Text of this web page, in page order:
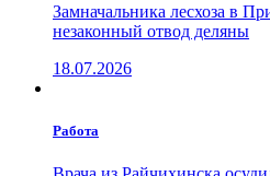
Замначальника лесхоза в
незаконный отвод деляны
18.07.2026
Работа